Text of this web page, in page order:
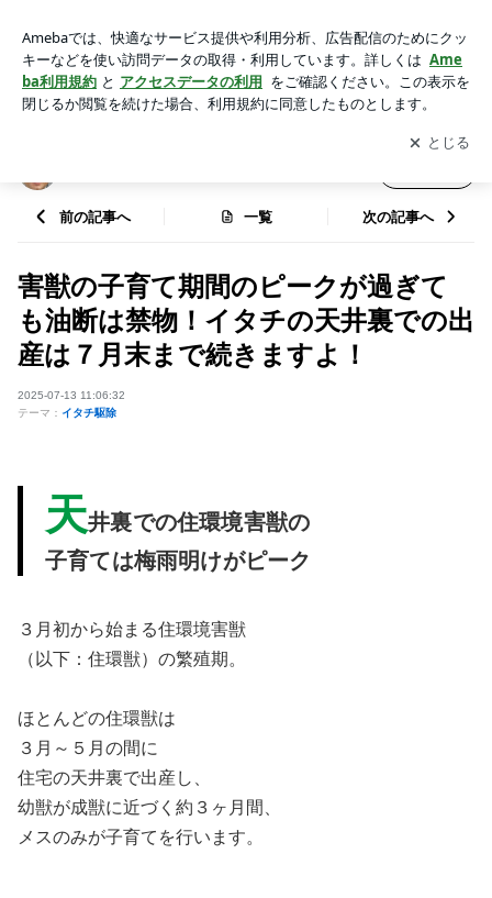
井裏での出産は７月末まで続きますよ！ | 害獣駆除 アスワット
（ＡＳＷＡＴ）の奮闘記
アプリをダウンロードして ブログの更新通知
を受け取りまし
ょう。
開く
前の記事へ 一覧 次の記事へ
害獣の子育て期間のピークが過ぎて
も油断は禁物！イタチの天井裏での出
産は７月末まで続きますよ！
2025-07-13 11:06:32
テーマ： イタチ駆除
天井裏での住環境害獣の
子育ては梅雨明けがピーク
３月初から始まる住環境害獣
（以下：住環獣）の繁殖期。
ほとんどの住環獣は
３月～５月の間に
住宅の天井裏で出産し、
幼獣が成獣に近づく約３ヶ月間、
メスのみが子育てを行います。